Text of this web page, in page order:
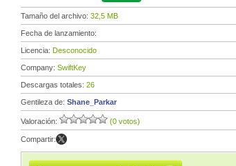
Tamaño del archivo: 32,5 MB
Fecha de lanzamiento:
Licencia: Desconocido
Company: SwiftKey
Descargas totales: 26
Gentileza de: Shane_Parkar
Valoración: (0 votos)
Compartir: